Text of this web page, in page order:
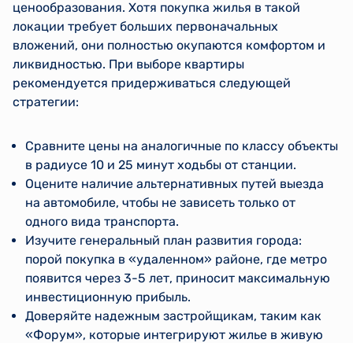
ценообразования. Хотя покупка жилья в такой
локации требует больших первоначальных
вложений, они полностью окупаются комфортом и
ликвидностью. При выборе квартиры
рекомендуется придерживаться следующей
стратегии:
Сравните цены на аналогичные по классу объекты
в радиусе 10 и 25 минут ходьбы от станции.
Оцените наличие альтернативных путей выезда
на автомобиле, чтобы не зависеть только от
одного вида транспорта.
Изучите генеральный план развития города:
порой покупка в «удаленном» районе, где метро
появится через 3-5 лет, приносит максимальную
инвестиционную прибыль.
Доверяйте надежным застройщикам, таким как
«Форум», которые интегрируют жилье в живую